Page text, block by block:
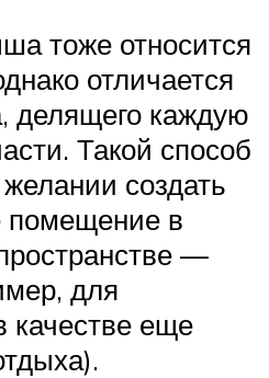
тоже относится
отличается
делящего каждую
Такой способ
создать
помещение в
—
для
качестве еще